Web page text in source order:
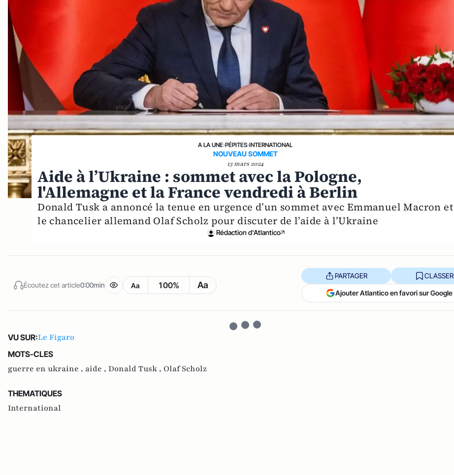
A LA UNE›PÉPITES›INTERNATIONAL
NOUVEAU SOMMET
13 mars 2024
Aide à l’Ukraine : sommet avec la Pologne,
l'Allemagne et la France vendredi à Berlin
Donald Tusk a annoncé la tenue en urgence d’un sommet avec Emmanuel Macron et
le chancelier allemand Olaf Scholz pour discuter de l’aide à l’Ukraine
Rédaction d'Atlantico
Écoutez cet article0:00min Aa 100% Aa
PARTAGER CLASSER
Ajouter Atlantico en favori sur Google
VU SUR:Le Figaro
MOTS-CLES
guerre en ukraine , aide , Donald Tusk , Olaf Scholz
THEMATIQUES
International